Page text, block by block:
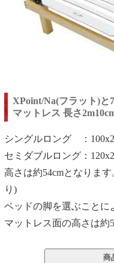
XPoint/Na(フラット)と
マットレス 長さ
シングルロング ：
セミダブルロング：
高さは約54cmとなりま
り)
ベッドの脚を選ぶことに
マットレス面の高さは約